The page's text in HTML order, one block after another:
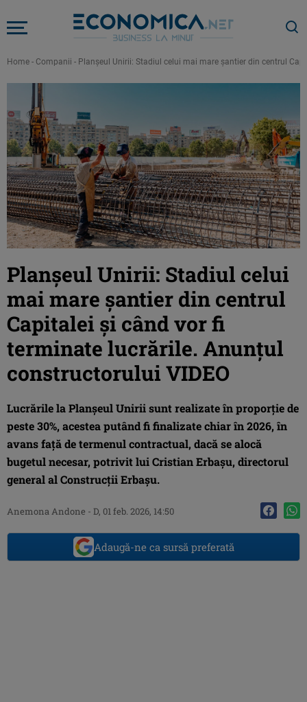
Home - Companii - Planșeul Unirii: Stadiul celui mai mare șantier din centrul
Planșeul Unirii: Stadiul celui
mai mare șantier din centrul
Capitalei și când vor fi
terminate lucrările. Anunțul
constructorului VIDEO
Lucrările la Planșeul Unirii sunt realizate în proporție de
peste 30%, acestea putând fi finalizate chiar în 2026, în
avans față de termenul contractual, dacă se alocă
bugetul necesar, potrivit lui Cristian Erbașu, directorul
general al Construcții Erbașu.
Anemona Andone - D, 01 feb. 2026, 14:50
Adaugă-ne ca sursă preferată